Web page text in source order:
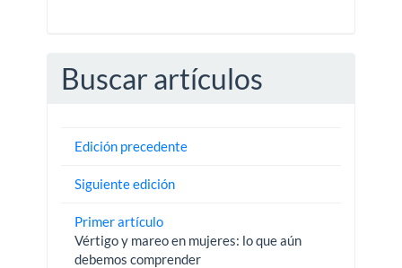
Buscar artículos
Edición precedente
Siguiente edición
Primer artículo
Vértigo y mareo en mujeres: lo que aún
debemos comprender